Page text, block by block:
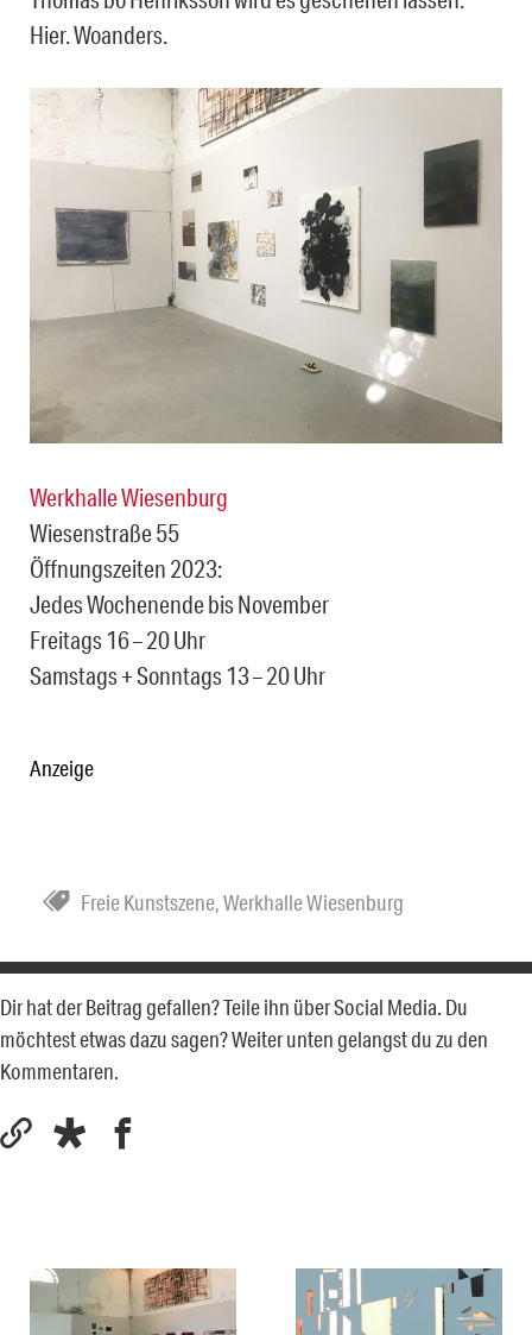
Hier. Woanders.
Werkhalle Wiesenburg
Wiesenstraße 55
Öffnungszeiten 2023:
Jedes Wochenende bis November
Freitags 16 – 20 Uhr
Samstags + Sonntags 13 – 20 Uhr
Anzeige
Freie Kunstszene,Werkhalle Wiesenburg
Dir hat der Beitrag gefallen? Teile ihn über Social Media. Du
möchtest etwas dazu sagen? Weiter unten gelangst du zu den
Kommentaren.